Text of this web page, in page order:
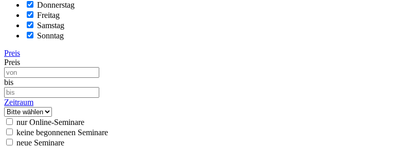
Donnerstag
Freitag
Samstag
Sonntag
Preis
Preis
bis
Zeitraum
nur Online-Seminare
keine begonnenen Seminare
neue Seminare